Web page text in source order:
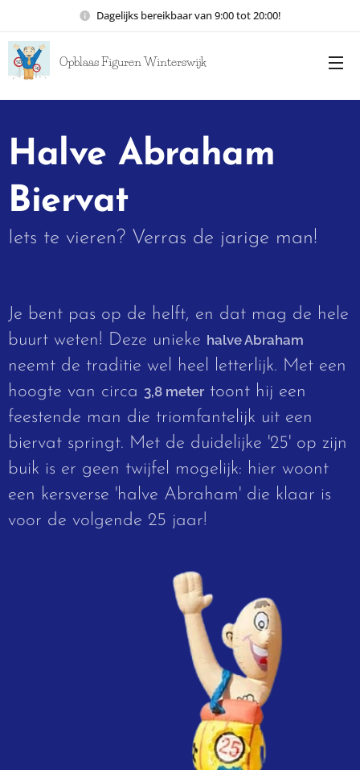
Dagelijks bereikbaar van 9:00 tot 20:00!
Opblaas Figuren Winterswijk
Halve Abraham
Biervat
Iets te vieren? Verras de jarige man!
Je bent pas op de helft, en dat mag de hele
buurt weten! Deze unieke halve Abraham
neemt de traditie wel heel letterlijk. Met een
hoogte van circa 3,8 meter toont hij een
feestende man die triomfantelijk uit een
biervat springt. Met de duidelijke '25' op zijn
buik is er geen twijfel mogelijk: hier woont
een kersverse 'halve Abraham' die klaar is
voor de volgende 25 jaar!